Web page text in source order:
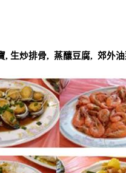
,生炒排骨,蒸釀豆腐,郊外